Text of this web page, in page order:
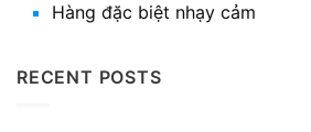
Hàng đặc biệt nhạy cảm
RECENT POSTS